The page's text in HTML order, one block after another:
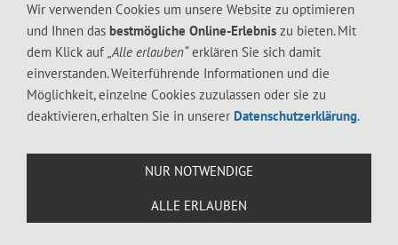
vom Kinderprogramm bis zur Tischzauberei. Lassen Sie sich faszinieren von
meiner Zauber-Sprech-Show, angerührt mit sprachlichen Sequenzen,
gewürzt mit Gags und visuellen Illusionen wie Kaninchen, Vasen, Seilen,
Flughafenstrasse 4, 8302 Kloten
Wir verwenden Cookies um unsere Website zu optimieren
und Ihnen das bestmögliche Online-Erlebnis zu bieten. Mit
dem Klick auf „Alle erlauben“erklären Sie sich damit
einverstanden. Weiterführende Informationen und die
Möglichkeit, einzelne Cookies zuzulassen oder sie zu
deaktivieren, erhalten Sie in unserer Datenschutzerklärung.
NUR NOTWENDIGE
ALLE ERLAUBEN